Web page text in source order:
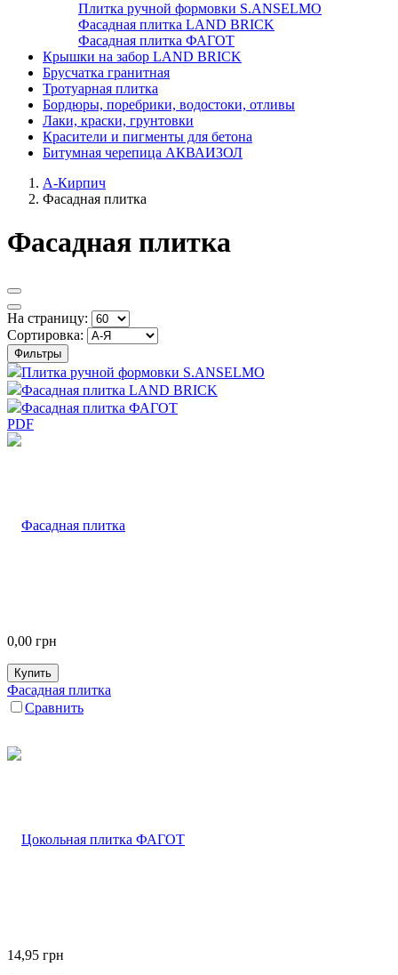
Плитка ручной формовки S.ANSELMO
Фасадная плитка LAND BRICK
Фасадная плитка ФАГОТ
Крышки на забор LAND BRICK
Брусчатка гранитная
Тротуарная плитка
Бордюры, поребрики, водостоки, отливы
Лаки, краски, грунтовки
Красители и пигменты для бетона
Битумная черепица АКВАИЗОЛ
А-Кирпич
Фасадная плитка
Фасадная плитка
На страницу:
Сортировка:
Фильтры
Плитка ручной формовки S.ANSELMO
Фасадная плитка LAND BRICK
Фасадная плитка ФАГОТ
PDF
0,00 грн
Купить
Фасадная плитка
Сравнить
14,95 грн